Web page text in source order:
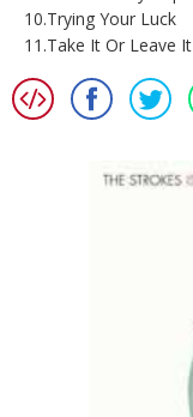
10.Trying Your Luck
11.Take It Or Leave It